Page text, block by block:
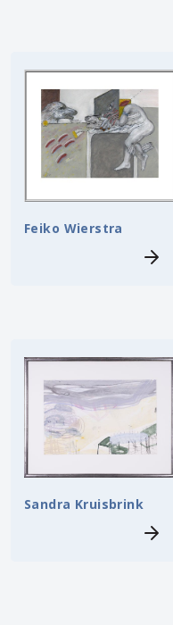
Feiko Wierstra
Sandra Kruisbrink